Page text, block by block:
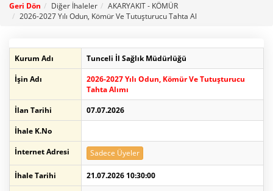
Geri Dön Diğer İhaleler
AKARYAKIT - KÖMÜR
2026-2027 Yılı Odun, Kömür Ve Tutuşturucu Tahta Al
Kurum Adı
Tunceli İl Sağlık Müdürlüğü
İşin Adı
2026-2027 Yılı Odun, Kömür Ve Tutuşturucu
Tahta Alımı
İlan Tarihi
07.07.2026
İhale K.No
İnternet Adresi
Sadece Üyeler
İhale Tarihi
21.07.2026 10:30:00